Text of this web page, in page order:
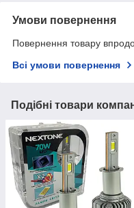
Умови повернення
Повернення товару
Всі умови повернення
Подібні товари